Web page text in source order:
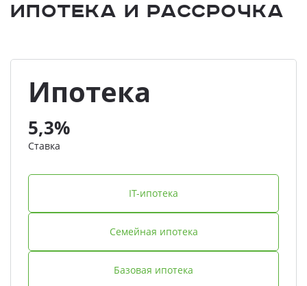
Ипотека и Рассрочка
Ипотека
5,3%
Ставка
IT-ипотека
Семейная ипотека
Базовая ипотека